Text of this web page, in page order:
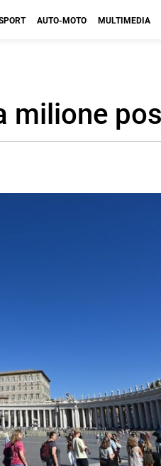
AUTO-MOTO MULTIMEDIA
milione